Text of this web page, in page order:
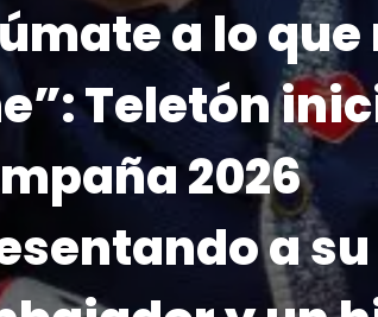
Teletón
el 6 y 7 de
LEER MÁS